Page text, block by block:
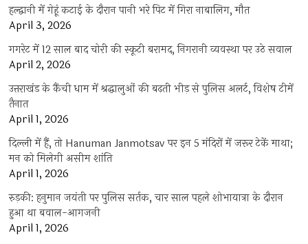
हल्द्वानी में गेहूं कटाई के दौरान पानी भरे पिट में गिरा नाबालिग, मौत
April 3, 2026
गगरेट में 12 साल बाद चोरी की स्कूटी बरामद, निगरानी व्यवस्था पर उठे सवाल
April 2, 2026
उत्तराखंड के कैंची धाम में श्रद्धालुओं की बढ़ती भीड़ से पुलिस अलर्ट, विशेष टीमें
तैनात
April 1, 2026
दिल्ली में हैं, तो Hanuman Janmotsav पर इन 5 मंदिरों में जरूर टेकें माथा;
मन को मिलेगी असीम शांति
April 1, 2026
रुड़की: हनुमान जयंती पर पुलिस सर्तक, चार साल पहले शोभायात्रा के दौरान
हुआ था बवाल-आगजनी
April 1, 2026